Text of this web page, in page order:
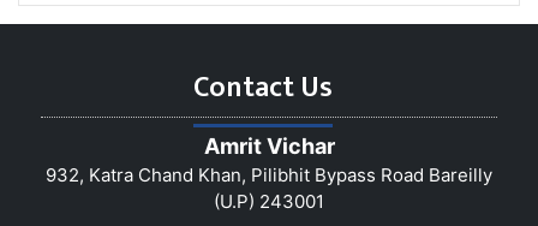
Contact Us
Amrit Vichar
932, Katra Chand Khan, Pilibhit Bypass Road Bareilly
(U.P) 243001